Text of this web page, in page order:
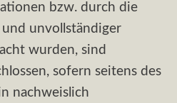
bzw. durch die
unvollständiger
wurden, sind
sofern seitens des
nachweislich